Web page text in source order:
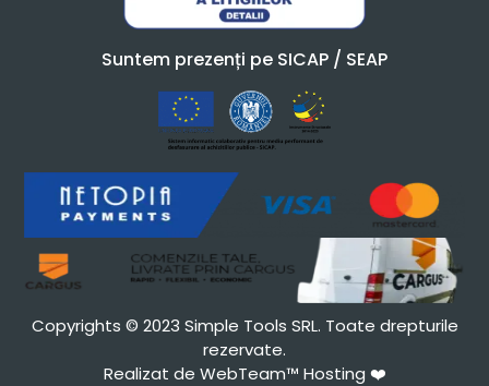
Suntem prezenți pe SICAP / SEAP
Copyrights © 2023 Simple Tools SRL. Toate drepturile
rezervate.
Realizat de WebTeam™ Hosting ❤️